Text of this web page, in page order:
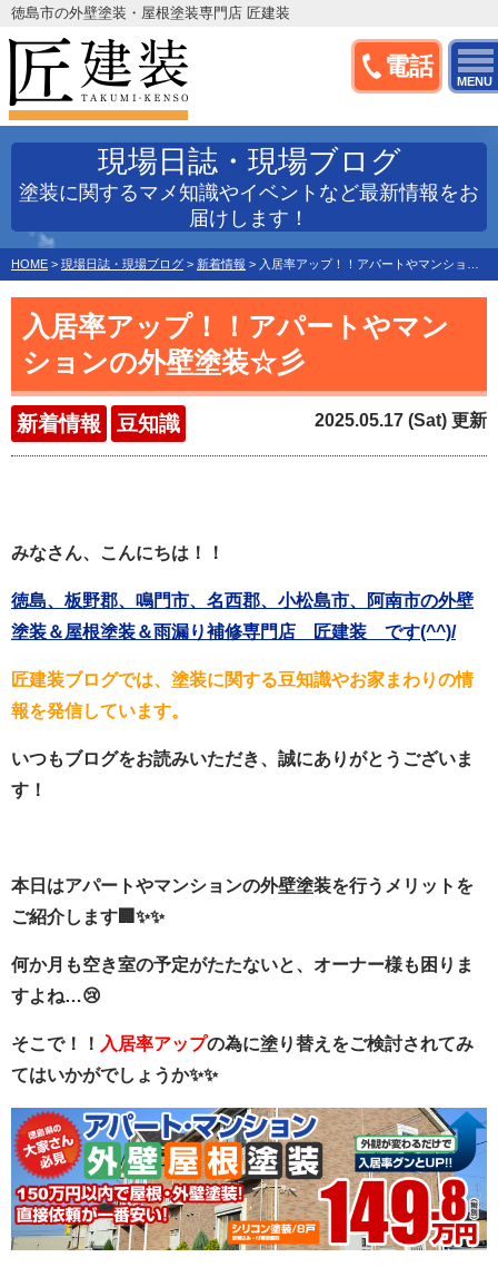
電話
MENU
徳島市の外壁塗装・屋根塗装専門店 匠建装
現場日誌・現場ブログ
塗装に関するマメ知識やイベントなど最新情報をお
届けします！
HOME > 現場日誌・現場ブログ > 新着情報 > 入居率アップ！！アパートやマンションの外壁塗装☆彡
入居率アップ！！アパートやマン
ションの外壁塗装☆彡
新着情報 豆知識 2025.05.17 (Sat) 更新
みなさん、こんにちは！！
徳島、板野郡、鳴門市、名西郡、小松島市、阿南市の外壁
塗装＆屋根塗装＆雨漏り補修専門店 匠建装 です(^^)/
匠建装ブログでは、塗装に関する豆知識やお家まわりの情
報を発信しています。
いつもブログをお読みいただき、誠にありがとうございま
す！
本日はアパートやマンションの外壁塗装を行うメリットを
ご紹介します🏢✨✨
何か月も空き室の予定がたたないと、オーナー様も困りま
すよね…😢
そこで！！ 入居率アップの為に塗り替えをご検討されてみ
てはいかがでしょうか✨✨